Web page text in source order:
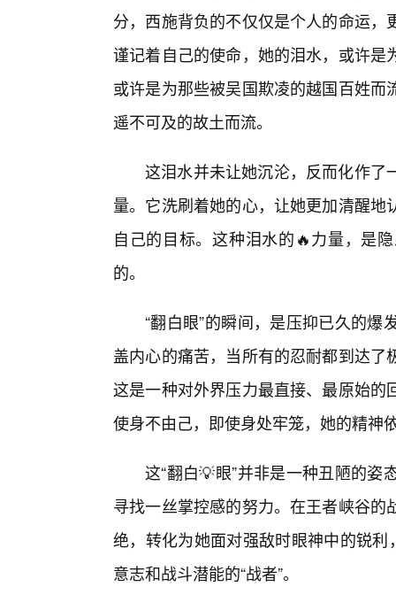
分，西施背负的不仅仅是个人的命运
谨记着自己的使命，她的泪水，或许
或许是为那些被吴国欺凌的越国百姓
遥不可及的故土而流。
这泪水并未让她沉沦，反而化作了
量。它洗刷着她的心，让她更加清醒
自己的目标。这种泪水的🔥力量，是
的。
“翻白眼”的瞬间，是压抑已久的
盖内心的痛苦，当所有的忍耐都到达
这是一种对外界压力最直接、最原始
使身不由己，即使身处牢笼，她的精神
这“翻白💡眼”并非是一种丑陋的
寻找一丝掌控感的努力。在王者峡谷
绝，转化为她面对强敌时眼神中的锐
意志和战斗潜能的“战者”。